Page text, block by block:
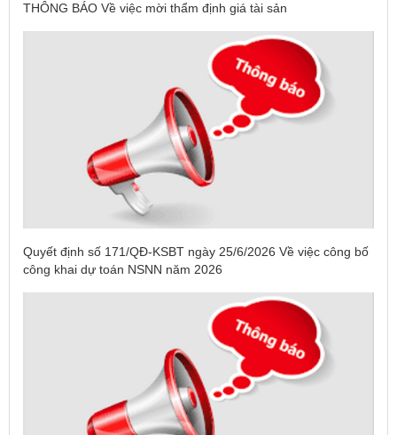
THÔNG BÁO Về việc mời thẩm định giá tài sản
Quyết định số 171/QĐ-KSBT ngày 25/6/2026 Về việc công bố
công khai dự toán NSNN năm 2026
(DANH SÁCH CÁC ĐỊA PHƯƠNG ĐANG THỰC HIỆN